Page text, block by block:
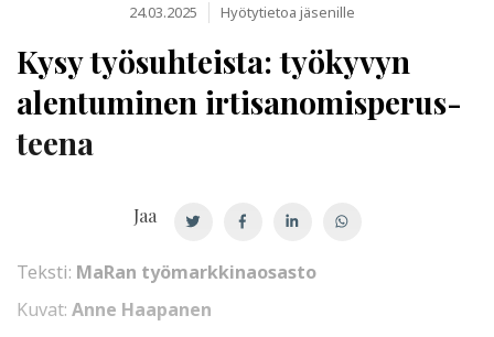
24.03.2025 Hyötytietoa jäsenille
Kysy työsuhteista: työkyvyn
alentuminen ir­ti­sa­no­mis­pe­rus­
tee­na
Teksti: MaRan työmarkkinaosasto
Kuvat: Anne Haapanen
Jaa